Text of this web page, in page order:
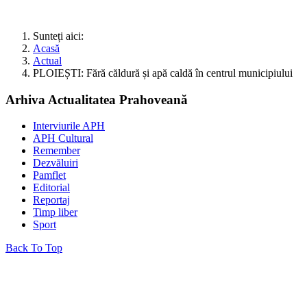
Sunteți aici:
Acasă
Actual
PLOIEȘTI: Fără căldură și apă caldă în centrul municipiului
Arhiva Actualitatea Prahoveană
Interviurile APH
APH Cultural
Remember
Dezvăluiri
Pamflet
Editorial
Reportaj
Timp liber
Sport
Back To Top